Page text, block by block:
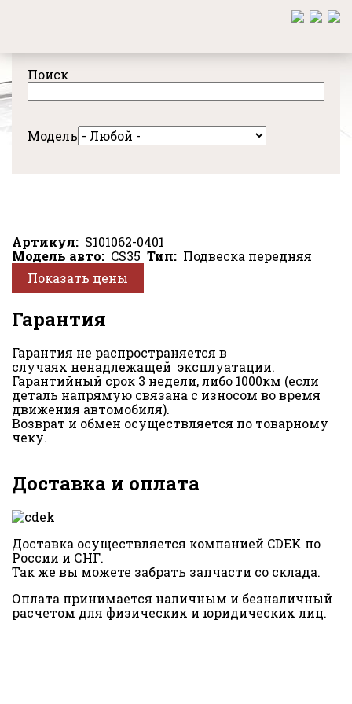
содержанию
Поиск
Модель
Артикул
S101062-0401
Модель авто
CS35 Тип
Подвеска передняя
Показать цены
Гарантия
Гарантия не распространяется в
случаях ненадлежащей эксплуатации.
Гарантийный срок 3 недели, либо 1000км (если
деталь напрямую связана с износом во время
движения автомобиля).
Возврат и обмен осуществляется по товарному
чеку.
Доставка и оплата
Доставка осуществляется компанией CDEK по
России и СНГ.
Так же вы можете забрать запчасти со склада.
Оплата принимается наличным и безналичный
расчетом для физических и юридических лиц.